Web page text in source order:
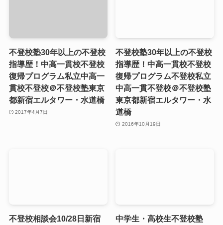
不登校塾30年以上の不登校
指導歴！中高一貫校不登校
復帰プログラム私立中高一
貫校不登校＠不登校塾東京
都新宿エルタワー・水道橋
2017年4月7日
不登校塾30年以上の不登校
指導歴！中高一貫校不登校
復帰プログラム不登校私立
中高一貫不登校＠不登校塾
東京都新宿エルタワー・水
道橋
2016年10月19日
不登校相談会10/28日新宿
中学生・高校生不登校塾